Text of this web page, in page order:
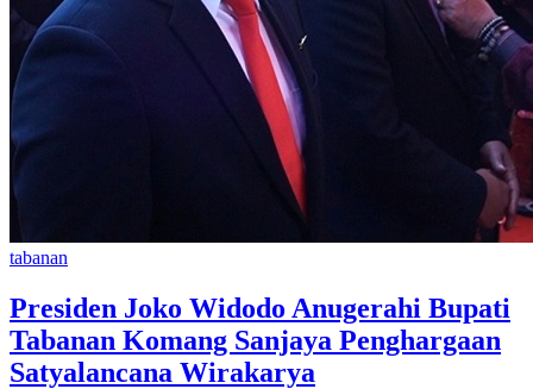
tabanan
Presiden Joko Widodo Anugerahi Bupati
Tabanan Komang Sanjaya Penghargaan
Satyalancana Wirakarya